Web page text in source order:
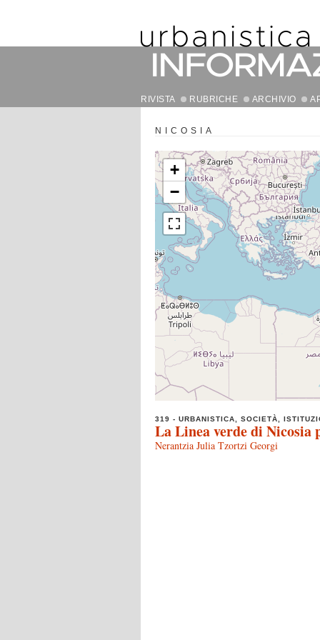
RIVISTA RUBRICHE ARCHIVIO
NICOSIA
+
−
319 - URBANISTICA, SOCIETÀ,
La Linea verde di Nicosia
Nerantzia Julia Tzortzi Georgi